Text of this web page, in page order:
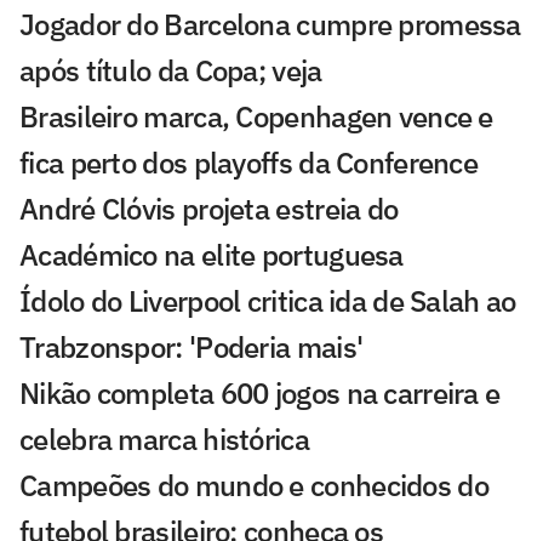
Jogador do Barcelona cumpre promessa
após título da Copa; veja
Brasileiro marca, Copenhagen vence e
fica perto dos playoffs da Conference
André Clóvis projeta estreia do
Académico na elite portuguesa
Ídolo do Liverpool critica ida de Salah ao
Trabzonspor: 'Poderia mais'
Nikão completa 600 jogos na carreira e
celebra marca histórica
Campeões do mundo e conhecidos do
futebol brasileiro: conheça os